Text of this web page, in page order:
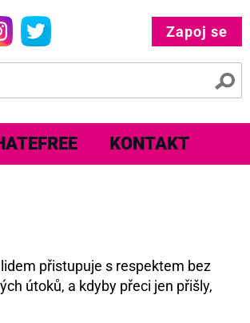
KONTAKT
Zapoj se
přistupuje s respektem bez
útoků, a kdyby přeci jen přišly,